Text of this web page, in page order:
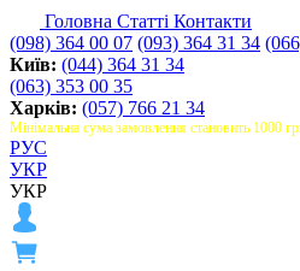
Головна Статті Контакти
(098) 364 00 07 (093) 364 31 34
Київ: (044) 364 31 34
(063) 353 00 35
Харків: (057) 766 21 34
Мінімальна сума замовлення становить 1000
РУС
УКР
УКР